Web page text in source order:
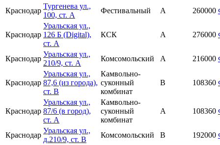
Краснодар
Тургенева ул.,
100, ст. А
Фестивальный A 260000
Краснодар
Уральская ул.,
126 Б (Digital),
ст. А
КСК А 276000
Краснодар
Уральская ул.,
210/9, ст. А
Комсомольский А 216000
Краснодар
Уральская ул.,
87,6 (из города),
ст. В
Камвольно-
суконный
комбинат
В 108360
Краснодар
Уральская ул.,
87/6 (в город),
ст. А
Камвольно-
суконный
комбинат
А 108360
Краснодар
Уральская ул.,
д.210/9, ст. В
Комсомольский В 192000